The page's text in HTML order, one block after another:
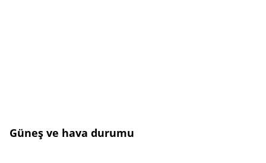
Güneş ve hava durumu